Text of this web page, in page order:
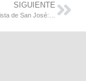
SIGUIENTE